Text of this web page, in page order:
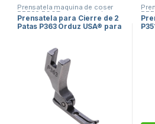
Prensatela maquina de coser
PRESS FOOT, repuestos de
maquinas de coser
Prensatela para Cierre de 2
Patas P363 Orduz USA® para